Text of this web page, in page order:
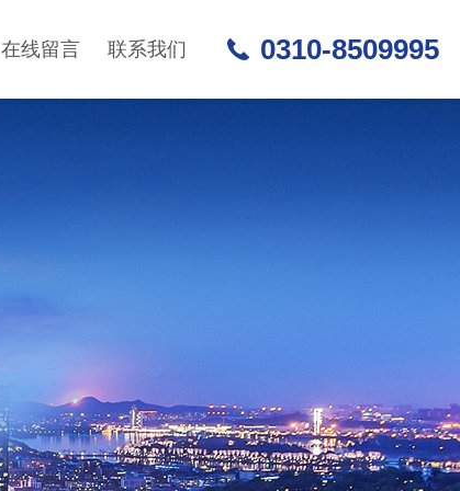
在线留言 联系我们 0310-8509995